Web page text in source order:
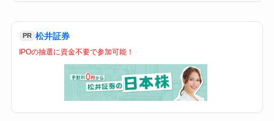
PR 松井証券
IPOの抽選に資金不要で参加可能！